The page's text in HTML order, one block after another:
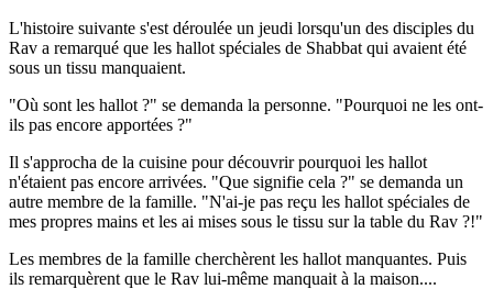
L'histoire suivante s'est déroulée un jeudi lorsqu'un des disciples du
Rav a remarqué que les hallot spéciales de Shabbat qui avaient été
sous un tissu manquaient.
"Où sont les hallot ?" se demanda la personne. "Pourquoi ne les ont-
ils pas encore apportées ?"
Il s'approcha de la cuisine pour découvrir pourquoi les hallot
n'étaient pas encore arrivées. "Que signifie cela ?" se demanda un
autre membre de la famille. "N'ai-je pas reçu les hallot spéciales de
mes propres mains et les ai mises sous le tissu sur la table du Rav ?!"
Les membres de la famille cherchèrent les hallot manquantes. Puis
ils remarquèrent que le Rav lui-même manquait à la maison....